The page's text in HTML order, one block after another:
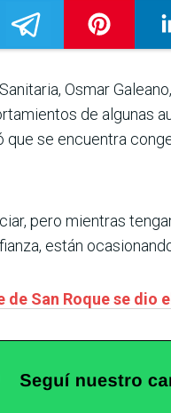
Osmar
de algunas
que se encuentra
pero mientras
están
San Roque se dio